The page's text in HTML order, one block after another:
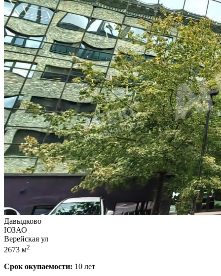
Давыдково
ЮЗАО
Верейская ул
2673 м2
Срок окупаемости: 10 лет